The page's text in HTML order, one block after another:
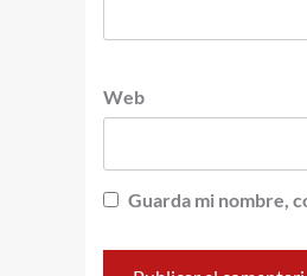
Web
Guarda mi nombre,